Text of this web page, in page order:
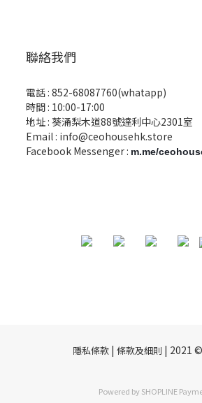
聯絡我們
電話 : 852-68087760(whatapp)
時間 : 10:00-17:00
地址 : 葵涌梨木道88號達利中心2301室
Email : info@ceohousehk.store
Facebook Messenger : m.me/
隱私條款| 條款及細則 | 2021 ©
Powered bySHOPLINE